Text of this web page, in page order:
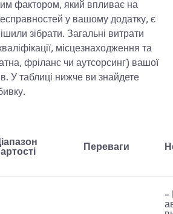
фактором, який впливає на
у вашому додатку, є
зібрати. Загальні витрати
місцезнаходження та
фріланс чи аутсорсинг) вашої
У таблиці нижче ви знайдете
Переваги
-